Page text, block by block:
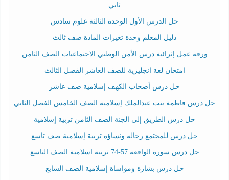
ثاني
حل الدرس الأول الوحدة الثالثة علوم سادس
دليل المعلم وحدة تغيرات المادة صف ثالث
ورقة عمل إثرائية درس الأمن الوطني الاجتماعيات الصف الثامن
امتحان لغة انجليزية للصف العاشر الفصل الثالث
حل درس أصحاب الكهف إسلامية صف عاشر
حل درس فاطمة بنت عبدالملك إسلامية الصف الخامس الفصل الثاني
حل درس الطريق إلى الجنة الصف الثامن تربية إسلامية
حل درس للمجتمع رجاله ونساؤه تربية إسلامية صف تاسع
حل درس سورة الواقعة 57-74 تربية اسلامية الصف التاسع
حل درس بشارة ومواساة إسلامية الصف السابع